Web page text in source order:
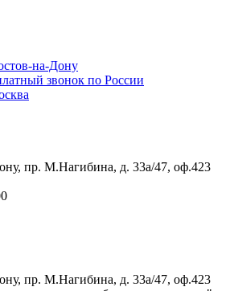
на-Дону
звонок по России
пр. М.Нагибина, д. 33а/47, оф.423
пр. М.Нагибина, д. 33а/47, оф.423